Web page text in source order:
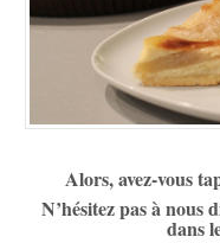
Alors, avez-vous
N’hésitez pas à nous
dans